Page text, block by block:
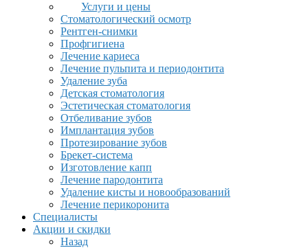
Услуги и цены
Стоматологический осмотр
Рентген-снимки
Профгигиена
Лечение кариеса
Лечение пульпита и периодонтита
Удаление зуба
Детская стоматология
Эстетическая стоматология
Отбеливание зубов
Имплантация зубов
Протезирование зубов
Брекет-система
Изготовление капп
Лечение пародонтита
Удаление кисты и новообразований
Лечение перикоронита
Специалисты
Акции и скидки
Назад